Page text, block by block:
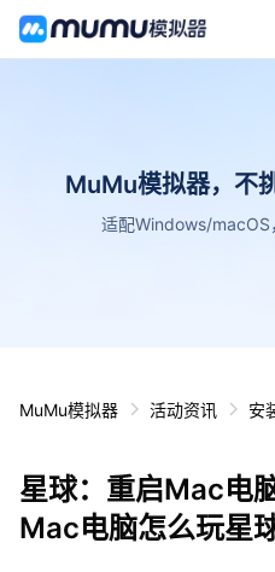
MuMu模拟器，不
适配Windows/macOS
MuMu模拟器 活动资讯 安
星球：重启Mac电
Mac电脑怎么玩星